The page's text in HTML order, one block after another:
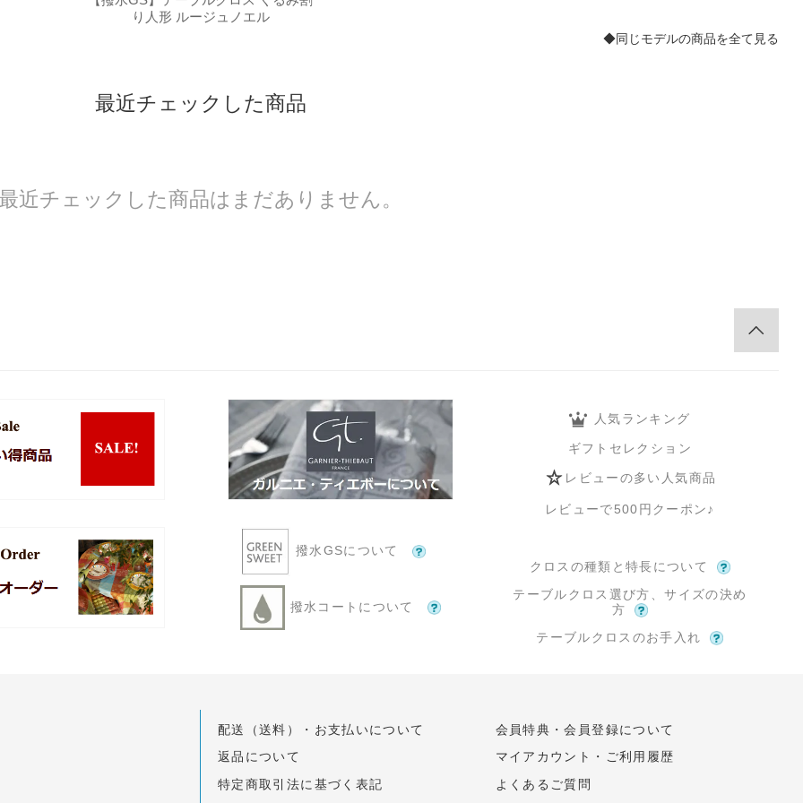
り人形 ルージュノエル
◆同じモデルの商品を全て見る
最近チェックした商品
近チェックした商品はまだありません。
撥水GSについて
撥水コートについて
人気ランキング
ギフトセレクション
レビューの多い人気商品
レビューで500円クーポン♪
クロスの種類と特長について
テーブルクロス選び方、サイズの決め
方
テーブルクロスのお手入れ
配送（送料）・お支払いについて
返品について
特定商取引法に基づく表記
会員特典・会員登録について
マイアカウント・ご利用履歴
よくあるご質問